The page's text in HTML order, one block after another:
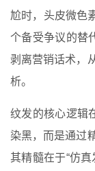
尬时，头皮微色
个备受争议的替
剥离营销话术，
析。
纹发的核心逻辑
染黑，而是通过
其精髓在于“仿